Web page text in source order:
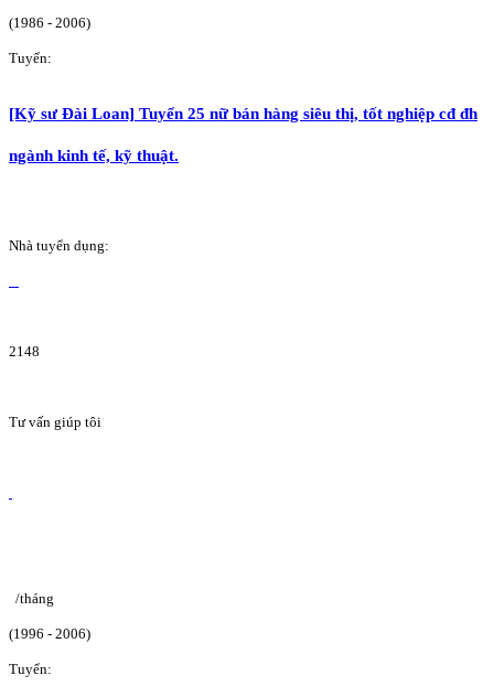
(1986 - 2006)
Tuyển:
[Kỹ sư Đài Loan] Tuyển 25 nữ bán hàng siêu thị, tốt nghiệp cđ đh
ngành kinh tế, kỹ thuật.
Nhà tuyển dụng:
2148
Tư vấn giúp tôi
/tháng
(1996 - 2006)
Tuyển: